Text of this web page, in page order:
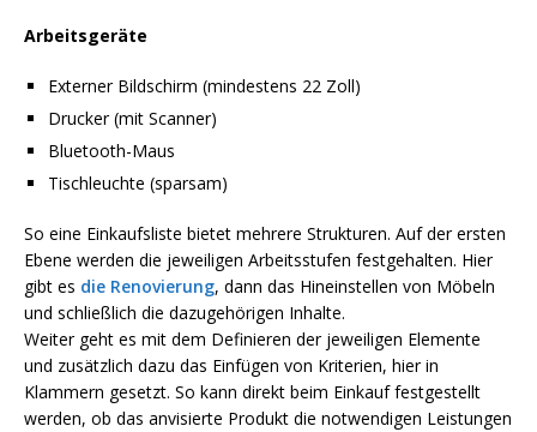
Arbeitsgeräte
Externer Bildschirm (mindestens 22 Zoll)
Drucker (mit Scanner)
Bluetooth-Maus
Tischleuchte (sparsam)
So eine Einkaufsliste bietet mehrere Strukturen. Auf der ersten
Ebene werden die jeweiligen Arbeitsstufen festgehalten. Hier
gibt es die Renovierung, dann das Hineinstellen von Möbeln
und schließlich die dazugehörigen Inhalte.
Weiter geht es mit dem Definieren der jeweiligen Elemente
und zusätzlich dazu das Einfügen von Kriterien, hier in
Klammern gesetzt. So kann direkt beim Einkauf festgestellt
werden, ob das anvisierte Produkt die notwendigen Leistungen